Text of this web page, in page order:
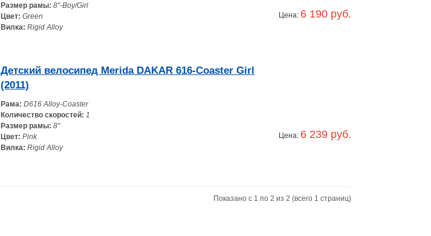
Цена: 6 190 руб.
Размер рамы: 8"-Boy/Girl
Цвет: Green
Вилка: Rigid Alloy
Детский велосипед Merida DAKAR 616-Coaster Girl
(2011)
Цена: 6 239 руб.
Рама: D616 Alloy-Coaster
Количество скоростей: 1
Размер рамы: 8"
Цвет: Pink
Вилка: Rigid Alloy
Показано с 1 по 2 из 2 (всего 1 страниц)